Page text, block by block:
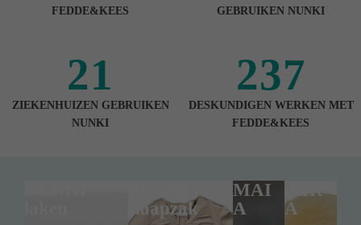
FEDDE&KEES
21
ZIEKENHUIZEN GEBRUIKEN
NUNKI
GEBRUIKEN NUNKI
237
DESKUNDIGEN WERKEN MET
FEDDE&KEES
slaapzak
MIR
A
MAI
A